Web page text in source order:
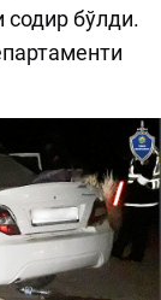
содир бўлди.